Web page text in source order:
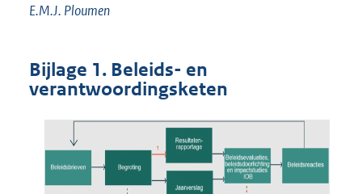
E.M.J. Ploumen
Bijlage 1. Beleids- en
verantwoordingsketen